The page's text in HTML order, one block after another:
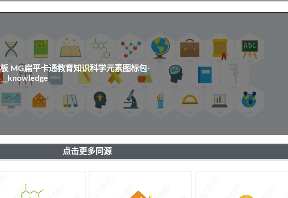
MG扁平卡通教育知识科学元素图标包-
点击更多同源